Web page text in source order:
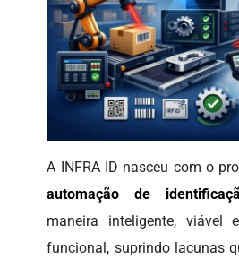
A INFRA ID nasceu com o
automação de
maneira inteligente, viável
funcional, suprindo lacunas